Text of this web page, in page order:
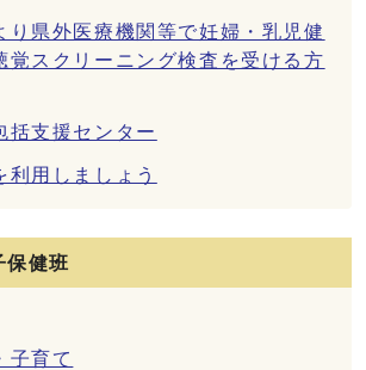
り県外医療機関等で妊婦・乳児健
覚スクリーニング検査を受ける方
括支援センター
利用しましょう
保健班
子育て